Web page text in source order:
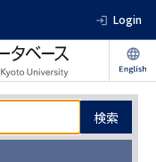
Login
検索